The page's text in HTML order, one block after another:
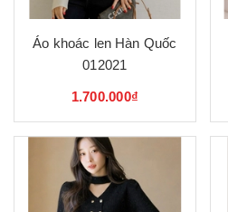
Áo khoác len Hàn Quốc
012021
1.700.000₫